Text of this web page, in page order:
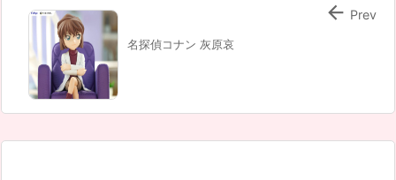
名探偵コナン 灰原哀
 Prev